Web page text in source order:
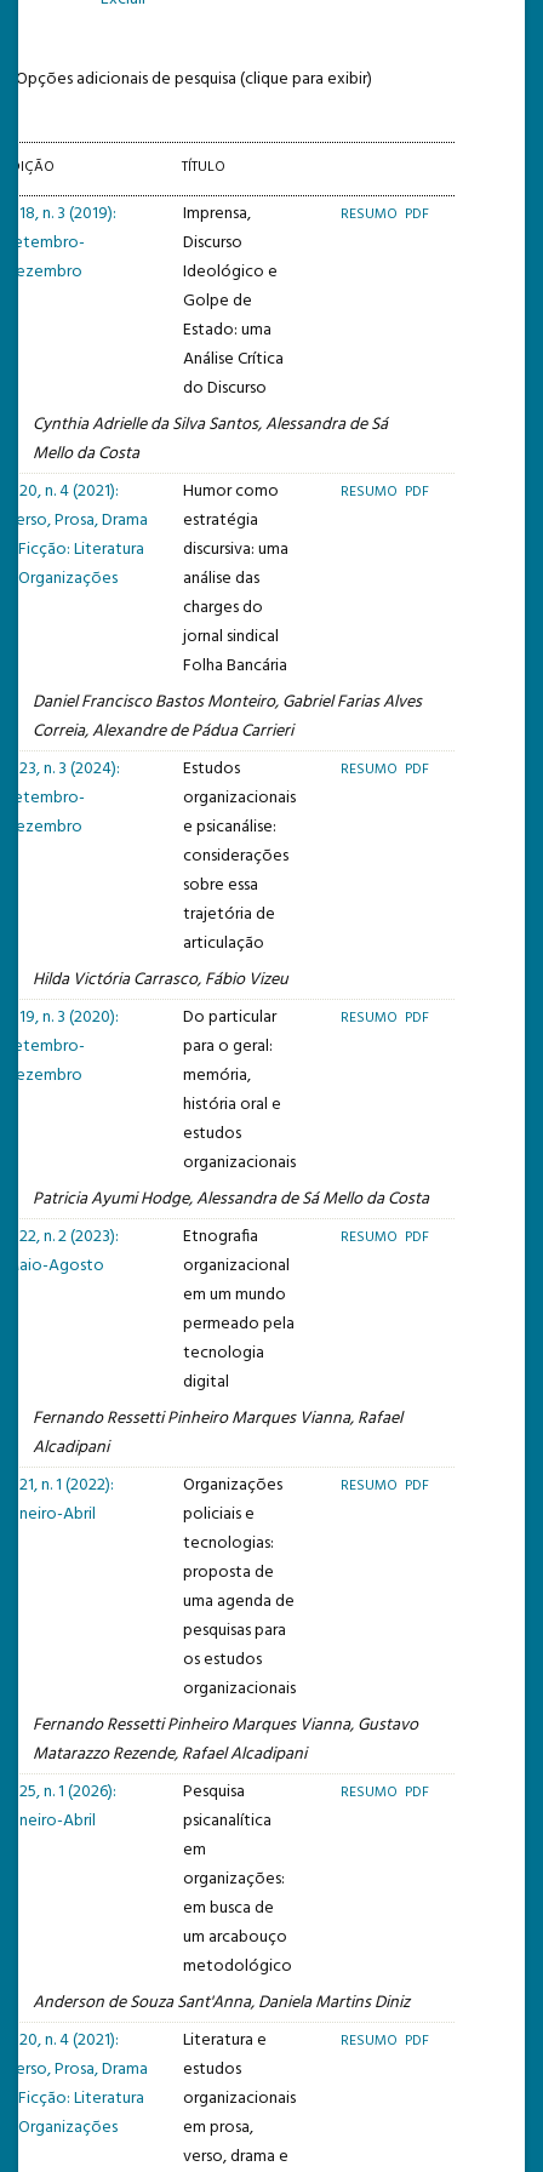
Opções adicionais de pesquisa (clique para exibir)
EDIÇÃO TÍTULO
v. 18, n. 3 (2019):
Setembro-
Dezembro
Imprensa,
Discurso
Ideológico e
Golpe de
Estado: uma
Análise Crítica
do Discurso
RESUMO PDF
Cynthia Adrielle da Silva Santos, Alessandra de Sá
Mello da Costa
v. 20, n. 4 (2021):
Verso, Prosa, Drama
e Ficção: Literatura
e Organizações
Humor como
estratégia
discursiva: uma
análise das
charges do
jornal sindical
Folha Bancária
RESUMO PDF
Daniel Francisco Bastos Monteiro, Gabriel Farias Alves
Correia, Alexandre de Pádua Carrieri
v. 23, n. 3 (2024):
Setembro-
Dezembro
Estudos
organizacionais
e psicanálise:
considerações
sobre essa
trajetória de
articulação
RESUMO PDF
Hilda Victória Carrasco, Fábio Vizeu
v. 19, n. 3 (2020):
Setembro-
Dezembro
Do particular
para o geral:
memória,
história oral e
estudos
organizacionais
RESUMO PDF
Patricia Ayumi Hodge, Alessandra de Sá Mello da Costa
v. 22, n. 2 (2023):
Maio-Agosto
Etnografia
organizacional
em um mundo
permeado pela
tecnologia
digital
RESUMO PDF
Fernando Ressetti Pinheiro Marques Vianna, Rafael
Alcadipani
v. 21, n. 1 (2022):
Janeiro-Abril
Organizações
policiais e
tecnologias:
proposta de
uma agenda de
pesquisas para
os estudos
organizacionais
RESUMO PDF
Fernando Ressetti Pinheiro Marques Vianna, Gustavo
Matarazzo Rezende, Rafael Alcadipani
v. 25, n. 1 (2026):
Janeiro-Abril
Pesquisa
psicanalítica
em
organizações:
em busca de
um arcabouço
metodológico
RESUMO PDF
Anderson de Souza Sant'Anna, Daniela Martins Diniz
v. 20, n. 4 (2021):
Verso, Prosa, Drama
e Ficção: Literatura
e Organizações
Literatura e
estudos
organizacionais
em prosa,
verso, drama e
RESUMO PDF